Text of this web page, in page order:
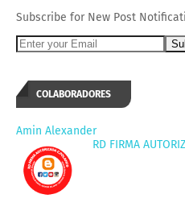
Subscribe for New Post
COLABORADORES
Amin Alexander
RD FIRMA